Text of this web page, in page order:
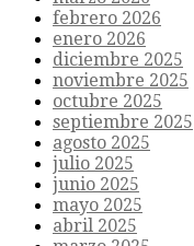
febrero 2026
enero 2026
diciembre 2025
noviembre 2025
octubre 2025
septiembre 2025
agosto 2025
julio 2025
junio 2025
mayo 2025
abril 2025